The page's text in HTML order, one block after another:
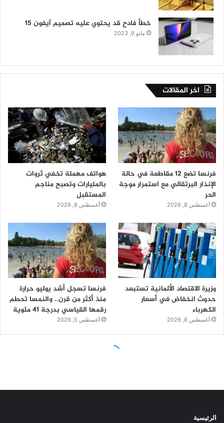
الرئيسية